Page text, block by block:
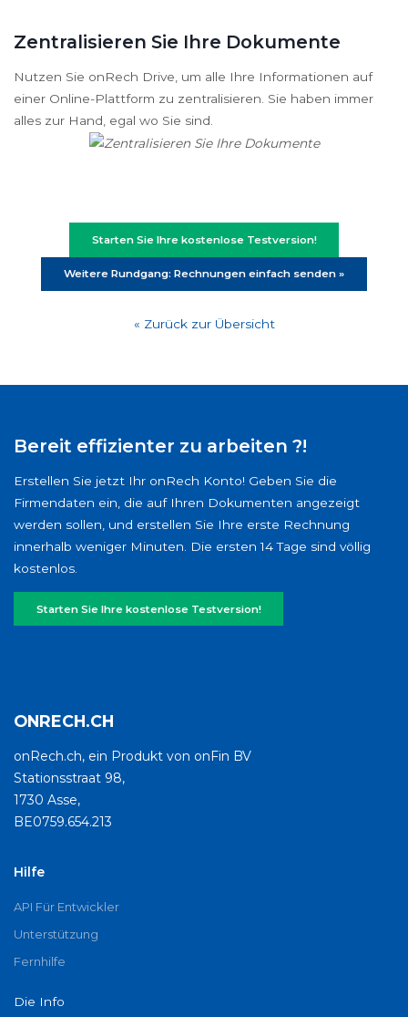
Zentralisieren Sie Ihre Dokumente
Nutzen Sie onRech Drive, um alle Ihre Informationen auf
einer Online-Plattform zu zentralisieren. Sie haben immer
alles zur Hand, egal wo Sie sind.
Starten Sie Ihre kostenlose Testversion!
Weitere Rundgang: Rechnungen einfach senden »
« Zurück zur Übersicht
Bereit effizienter zu arbeiten ?!
Erstellen Sie jetzt Ihr onRech Konto! Geben Sie die
Firmendaten ein, die auf Ihren Dokumenten angezeigt
werden sollen, und erstellen Sie Ihre erste Rechnung
innerhalb weniger Minuten. Die ersten 14 Tage sind völlig
kostenlos.
Starten Sie Ihre kostenlose Testversion!
ONRECH.CH
onRech.ch, ein Produkt von onFin BV
Stationsstraat 98,
1730 Asse,
BE0759.654.213
Hilfe
API Für Entwickler
Unterstützung
Fernhilfe
Die Info